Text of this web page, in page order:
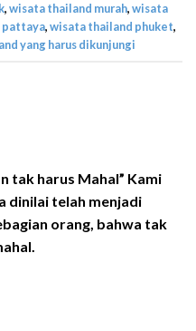
tak harus Mahal” Kami
dinilai telah menjadi
orang, bahwa tak
,wisata thailand murah,wisata
pattaya,wisata thailand phuket,
yang harus dikunjungi